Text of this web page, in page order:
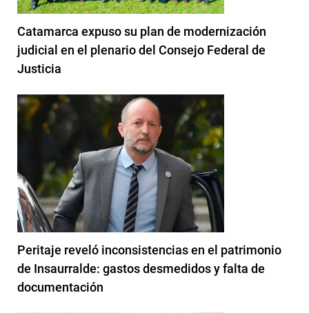
Catamarca expuso su plan de modernización
judicial en el plenario del Consejo Federal de
Justicia
Peritaje reveló inconsistencias en el patrimonio
de Insaurralde: gastos desmedidos y falta de
documentación